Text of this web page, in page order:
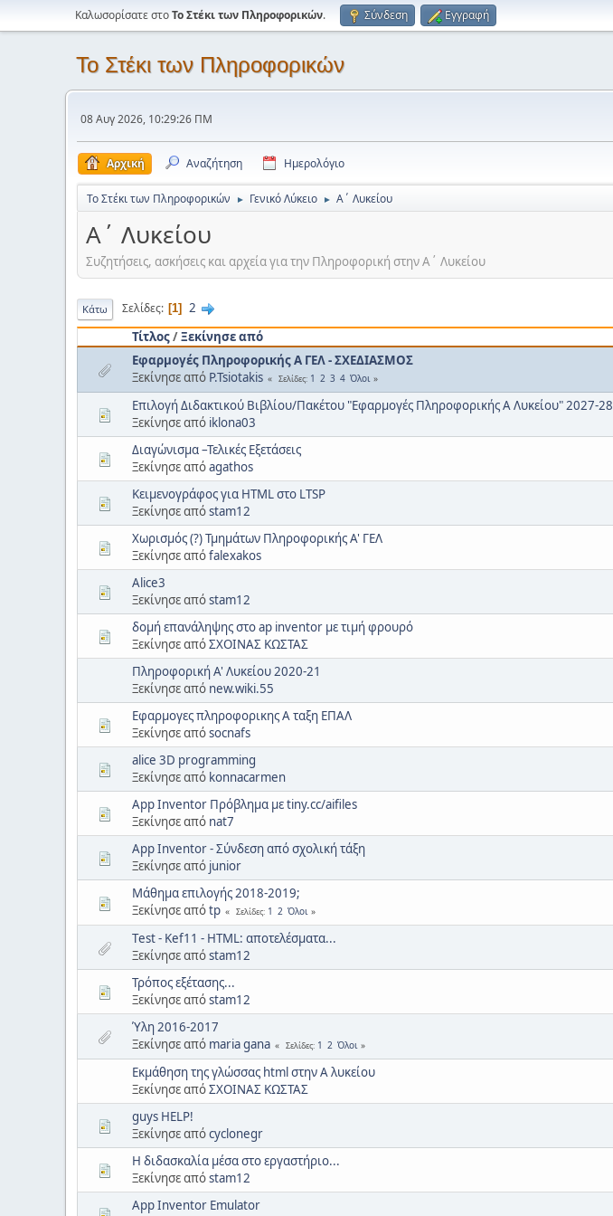
Καλωσορίσατε στοΤο Στέκι των Πληροφορικών. Σύνδεση Εγγραφή
Το Στέκι των Πληροφορικών
08 Αυγ 2026, 10:29:26 ΠΜ
Αρχική Αναζήτηση Ημερολόγιο
Το Στέκι των Πληροφορικών ► Γενικό Λύκειο ► Α΄ Λυκείου
Α΄ Λυκείου
Συζητήσεις, ασκήσεις και αρχεία για την Πληροφορική στην Α΄ Λυκείου
Κάτω Σελίδες 1
2
Τίτλος/Ξεκίνησε από
Εφαρμογές Πληροφορικής Α ΓΕΛ - ΣΧΕΔΙΑΣΜΟΣ
Ξεκίνησε από P.Tsiotakis Σελίδες 1 2 3 4 Όλοι
Επιλογή Διδακτικού Βιβλίου/Πακέτου "Εφαρμογές Πληροφορικής Α Λυκείου" 2027-28
Ξεκίνησε από iklona03
Διαγώνισμα –Τελικές Εξετάσεις
Ξεκίνησε απόagathos
Κειμενογράφος για HTML στο LTSP
Ξεκίνησε απόstam12
Χωρισμός (?) Τμημάτων Πληροφορικής Α' ΓΕΛ
Ξεκίνησε απόfalexakos
Alice3
Ξεκίνησε απόstam12
δομή επανάληψης στο ap inventor με τιμή φρουρό
Ξεκίνησε απόΣΧΟΙΝΑΣ ΚΩΣΤΑΣ
Πληροφορική Α' Λυκείου 2020-21
Ξεκίνησε από new.wiki.55
Εφαρμογες πληροφορικης Α ταξη ΕΠΑΛ
Ξεκίνησε απόsocnafs
alice 3D programming
Ξεκίνησε από konnacarmen
App Inventor Πρόβλημα με tiny.cc/aifiles
Ξεκίνησε από nat7
App Inventor - Σύνδεση από σχολική τάξη
Ξεκίνησε από junior
Μάθημα επιλογής 2018-2019;
Ξεκίνησε απόtp Σελίδες 1 2 Όλοι
Τest - Kef11 - HTML: αποτελέσματα...
Ξεκίνησε απόstam12
Τρόπος εξέτασης...
Ξεκίνησε απόstam12
Ύλη 2016-2017
Ξεκίνησε από maria gana Σελίδες 1 2 Όλοι
Εκμάθηση της γλώσσας html στην Α λυκείου
Ξεκίνησε απόΣΧΟΙΝΑΣ ΚΩΣΤΑΣ
guys HELP!
Ξεκίνησε απόcyclonegr
Η διδασκαλία μέσα στο εργαστήριο...
Ξεκίνησε απόstam12
App Inventor Emulator